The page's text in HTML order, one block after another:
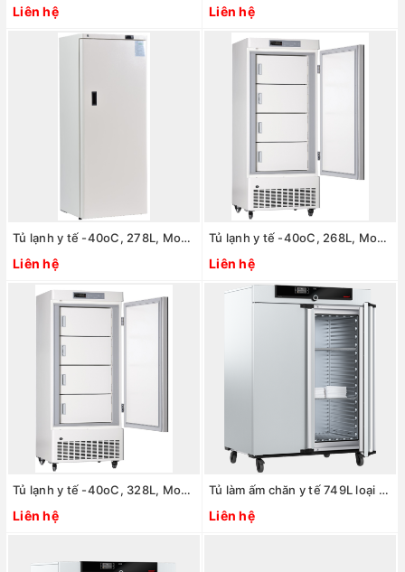
Liên hệ Liên hệ
Tủ lạnh y tế -40oC, 278L, Model: model:MDF-40V278W, Hãng: TaisiteLab Sciences Inc / Mỹ
Liên hệ
Tủ lạnh y tế -40oC, 268L, Model: model:MDF-40V268E, Hãng: TaisiteLab Sciences Inc / Mỹ
Liên hệ
Tủ lạnh y tế -40oC, 328L, Model: model:MDF-40V328E, Hãng: TaisiteLab Sciences Inc / Mỹ
Liên hệ
Tủ làm ấm chăn y tế 749L loại IF750bw, Hãng Memmert/Đức
Liên hệ